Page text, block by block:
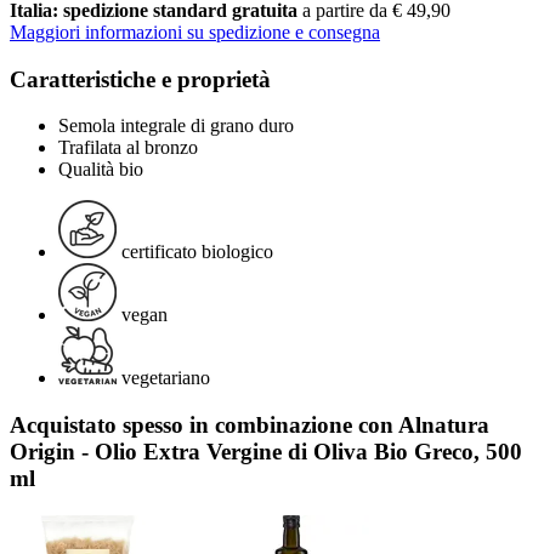
Italia: spedizione standard gratuita a partire da € 49,90
Maggiori informazioni su spedizione e consegna
Caratteristiche e proprietà
Semola integrale di grano duro
Trafilata al bronzo
Qualità bio
certificato biologico
vegan
vegetariano
Acquistato spesso in combinazione con Alnatura
Origin - Olio Extra Vergine di Oliva Bio Greco, 500
ml